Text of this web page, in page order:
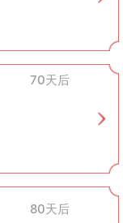
70天后
80天后